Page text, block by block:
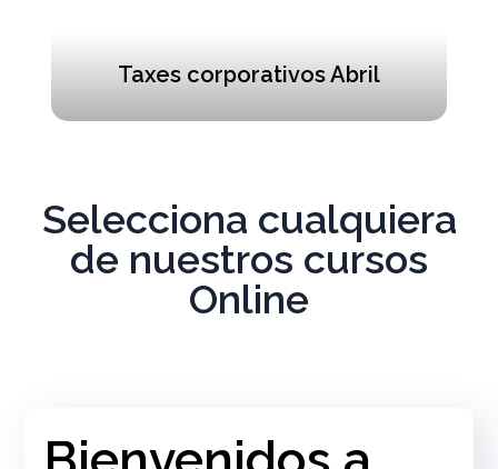
Taxes corporativos Abril
Selecciona cualquiera
de nuestros cursos
Online